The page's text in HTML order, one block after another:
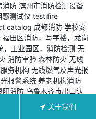
消防 滨州市消防检测设备
测试仪 testifire
catalog 成都消防 学校安
福田区消防，写字楼，龙岗
，工业园区，消防检测 无
消防审验 森林防火 无线
务机构 无线燃气及声光报
报警系统 养老机构消防
阳消防 乌鲁木齐市出口认
烟感 乌鲁木齐市安装
证 盐城消防 欧标认证烟雾
关于我们